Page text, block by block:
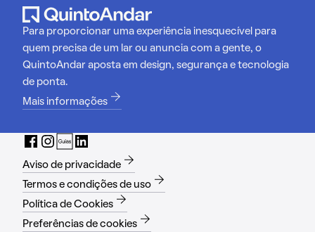
Para proporcionar uma experiência inesquecível para
quem precisa de um lar ou anuncia com a gente, o
QuintoAndar aposta em design, segurança e tecnologia
de ponta.
Mais informações
Aviso de privacidade
Termos e condições de uso
Política de Cookies
Preferências de cookies